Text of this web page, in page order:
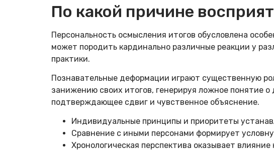
По какой причине
Персональность осмысления итогов обусловлена
может породить кардинально различные реакции у
практики.
Познавательные деформации играют существенную
занижению своих итогов, генерируя ложное понятие
подтверждающее сдвиг и чувственное объяснение.
Индивидуальные принципы и приоритеты
Сравнение с иными персонами формирует
Хронологическая перспектива оказывает